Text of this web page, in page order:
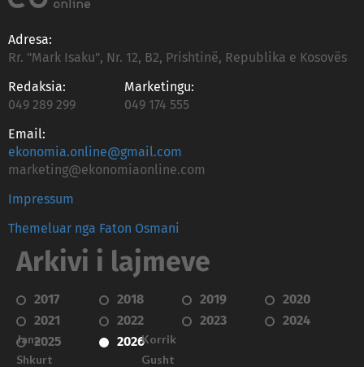
Adresa:
Rr. "Mark Isaku", Nr. 12, B2, Prishtinë, Republika e Kosovës
Redaksia:
049 289 299
Marketingu:
049 174 555
Email:
ekonomia.online@gmail.com
marketing@ekonomiaonline.com
Impressum
Themeluar nga Faton Osmani
Arkivi i lajmeve
2017 2018 2019
2020
2021
2022 2023
2024
2025
2026
Janar
Shkurt
Korrik
Gusht